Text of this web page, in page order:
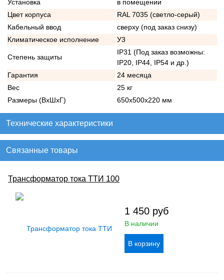
Установка
в помещении
Цвет корпуса
RAL 7035 (светло-серый)
Кабельный ввод
сверху (под заказ снизу)
Климатическое исполнение
У3
Степень защиты
IP31 (Под заказ возможны:
IP20, IP44, IP54 и др.)
Гарантия
24 месяца
Вес
25 кг
Размеры (ВхШхГ)
650х500х220 мм
Технические характеристики
Связанные товары
Трансформатор тока ТТИ 100
1 450 руб
В наличии